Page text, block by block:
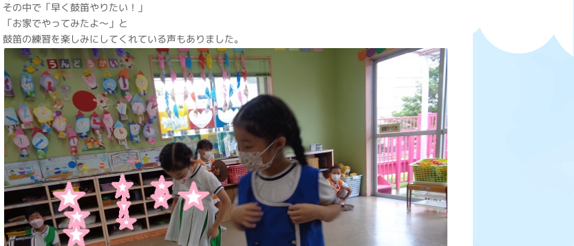
その中で「早く鼓笛やりたい！」
「お家でやってみたよ～」と
鼓笛の練習を楽しみにしてくれている声もありました。